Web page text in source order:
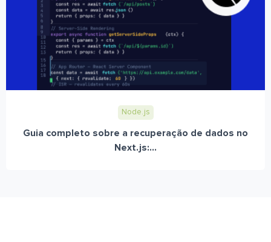
Node.js
Guia completo sobre a recuperação de dados no
Next.js:...